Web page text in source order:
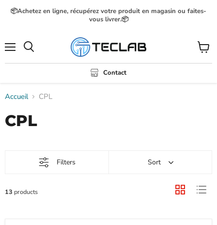
📦Achetez en ligne, récupérez votre produit en magasin ou faites-
vous livrer.📦
Contact
Voir
le
Accueil CPL
CPL
Filters Sort
13 products